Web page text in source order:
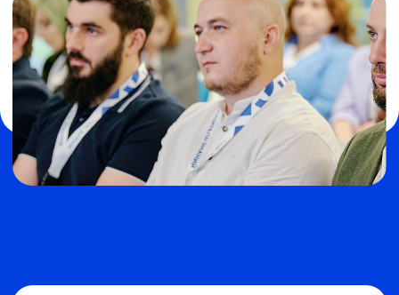
Наши программы
развития: от идеи
до масштаба
Мы предлагаем образовательные